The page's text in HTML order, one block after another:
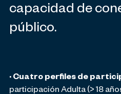
capacidad de
público.
· Cuatro perfiles de
participación Adulta (> 18